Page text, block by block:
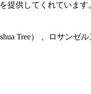
提供してくれていま
Tree） 、ロサンゼル